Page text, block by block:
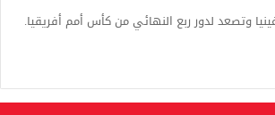
وتصعد لدور ربع النهائي من كأس أمم أفريقيا.